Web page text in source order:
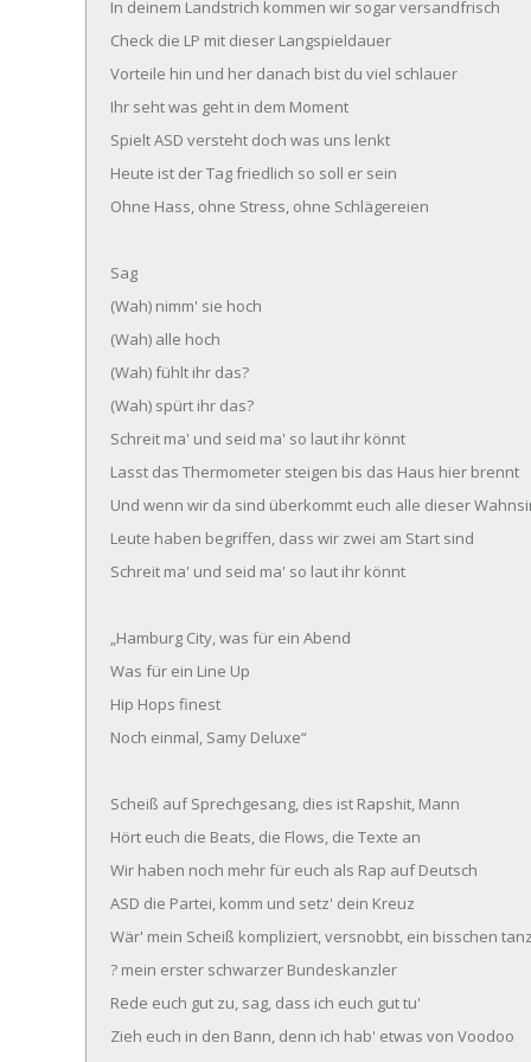
In deinem Landstrich kommen wir sogar versandfrisch
Check die LP mit dieser Langspieldauer
Vorteile hin und her danach bist du viel schlauer
Ihr seht was geht in dem Moment
Spielt ASD versteht doch was uns lenkt
Heute ist der Tag friedlich so soll er sein
Ohne Hass, ohne Stress, ohne Schlägereien
Sag
(Wah) nimm' sie hoch
(Wah) alle hoch
(Wah) fühlt ihr das?
(Wah) spürt ihr das?
Schreit ma' und seid ma' so laut ihr könnt
Lasst das Thermometer steigen bis das Haus hier brennt
Und wenn wir da sind überkommt euch alle dieser
Leute haben begriffen, dass wir zwei am Start sind
Schreit ma' und seid ma' so laut ihr könnt
„Hamburg City, was für ein Abend
Was für ein Line Up
Hip Hops finest
Noch einmal, Samy Deluxe“
Scheiß auf Sprechgesang, dies ist Rapshit, Mann
Hört euch die Beats, die Flows, die Texte an
Wir haben noch mehr für euch als Rap auf Deutsch
ASD die Partei, komm und setz' dein Kreuz
Wär' mein Scheiß kompliziert, versnobbt, ein bisschen
? mein erster schwarzer Bundeskanzler
Rede euch gut zu, sag, dass ich euch gut tu'
Zieh euch in den Bann, denn ich hab' etwas von Voodoo